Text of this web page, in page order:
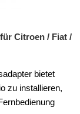
Citroen / Fiat /
bietet
zu installieren,